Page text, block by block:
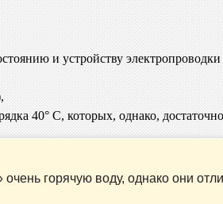
и устройству
40° C, которых, однако,
горячую воду, однако они